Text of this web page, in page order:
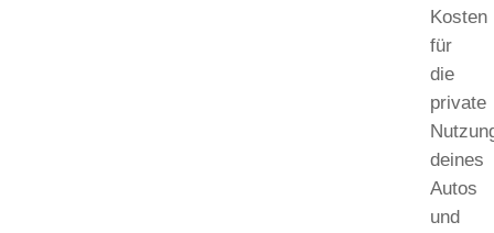
Kosten
für
die
private
deines
Autos
und